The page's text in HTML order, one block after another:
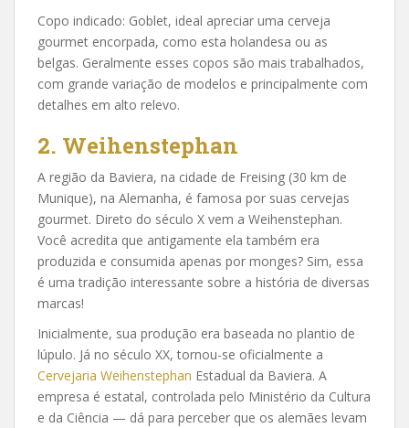
Copo indicado: Goblet, ideal apreciar uma cerveja
gourmet encorpada, como esta holandesa ou as
belgas. Geralmente esses copos são mais trabalhados,
com grande variação de modelos e principalmente com
detalhes em alto relevo.
2. Weihenstephan
A região da Baviera, na cidade de Freising (30 km de
Munique), na Alemanha, é famosa por suas cervejas
gourmet. Direto do século X vem a Weihenstephan.
Você acredita que antigamente ela também era
produzida e consumida apenas por monges? Sim, essa
é uma tradição interessante sobre a história de diversas
marcas!
Inicialmente, sua produção era baseada no plantio de
lúpulo. Já no século XX, tornou-se oficialmente a
Cervejaria Weihenstephan Estadual da Baviera. A
empresa é estatal, controlada pelo Ministério da Cultura
e da Ciência — dá para perceber que os alemães levam